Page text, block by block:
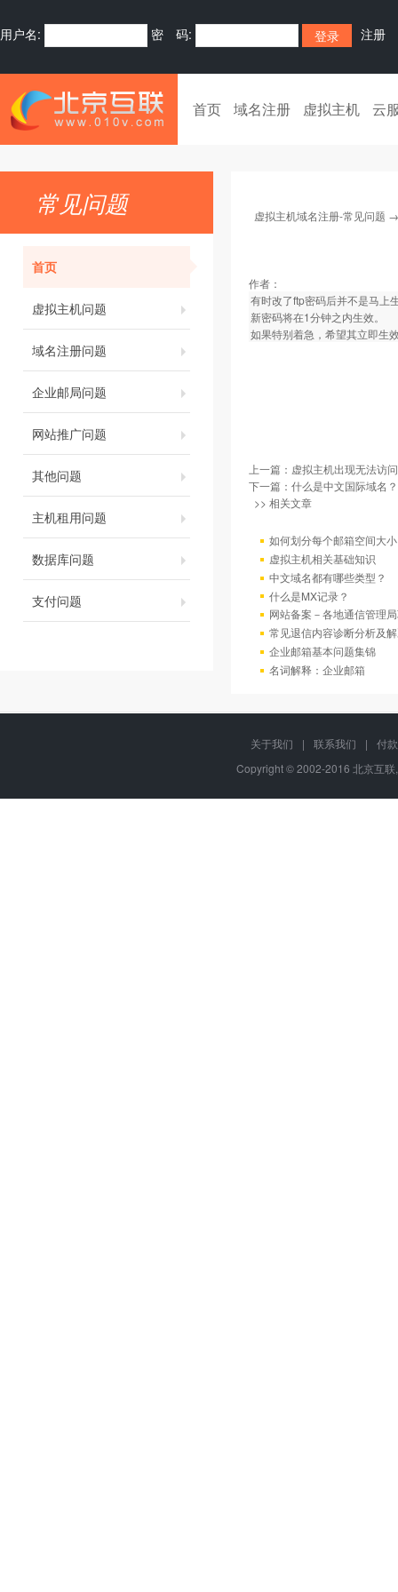
用户名: 密 码: 注册
首页 域名注册 虚拟主机 云
常见问题
首页
虚拟主机问题
域名注册问题
企业邮局问题
网站推广问题
其他问题
主机租用问题
数据库问题
支付问题
虚拟主机域名注册-常见问题
作者：
有时改了ftp密码后并不是马上
新密码将在1分钟之内生效。
如果特别着急，希望其立即生
上一篇： 虚拟主机出现无法访
下一篇： 什么是中文国际域名？
>> 相关文章
如何划分每个邮箱空间大
虚拟主机相关基础知识
中文域名都有哪些类型？
什么是MX记录？
网站备案－各地通信管理
常见退信内容诊断分析及
企业邮箱基本问题集锦
名词解释：企业邮箱
关于我们 | 联系我们 |
付
Copyright © 2002-2016 北京互